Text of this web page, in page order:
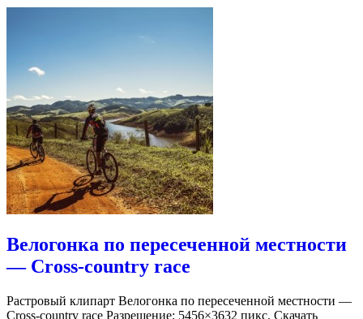
Велогонка по пересеченной местности
— Cross-country race
Растровый клипарт Велогонка по пересеченной местности —
Cross-country race Разрешение: 5456×3632 пикс. Скачать